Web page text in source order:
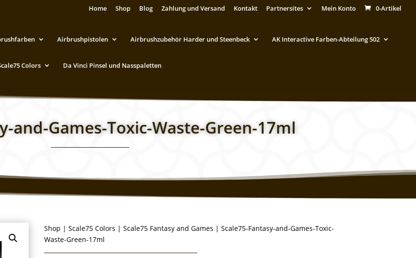
Home Shop Blog Zahlung und Versand Kontakt Partnersites Mein Konto 0-Artikel
Airbrushpistolen Airbrushzubehör Harder und Steenbeck AK Interactive Farben-Abteilung 502
Colors Da Vinci Pinsel und Nasspaletten
and-Games-Toxic-Waste-Green-17ml
Shop |Scale75 Colors |Scale75 Fantasy and Games | Scale75-Fantasy-and-Games-Toxic-
Waste-Green-17ml